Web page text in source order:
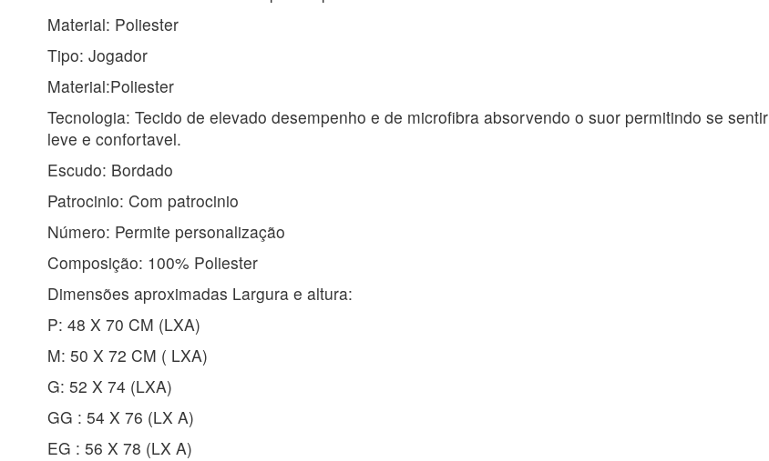
Material: Poliester
Tipo: Jogador
Material:Poliester
Tecnologia: Tecido de elevado desempenho e de microfibra absorvendo o suor permitindo se sentir
leve e confortavel.
Escudo: Bordado
Patrocinio: Com patrocinio
Número: Permite personalização
Composição: 100% Poliester
Dimensões aproximadas Largura e altura:
P: 48 X 70 CM (LXA)
M: 50 X 72 CM ( LXA)
G: 52 X 74 (LXA)
GG : 54 X 76 (LX A)
EG : 56 X 78 (LX A)